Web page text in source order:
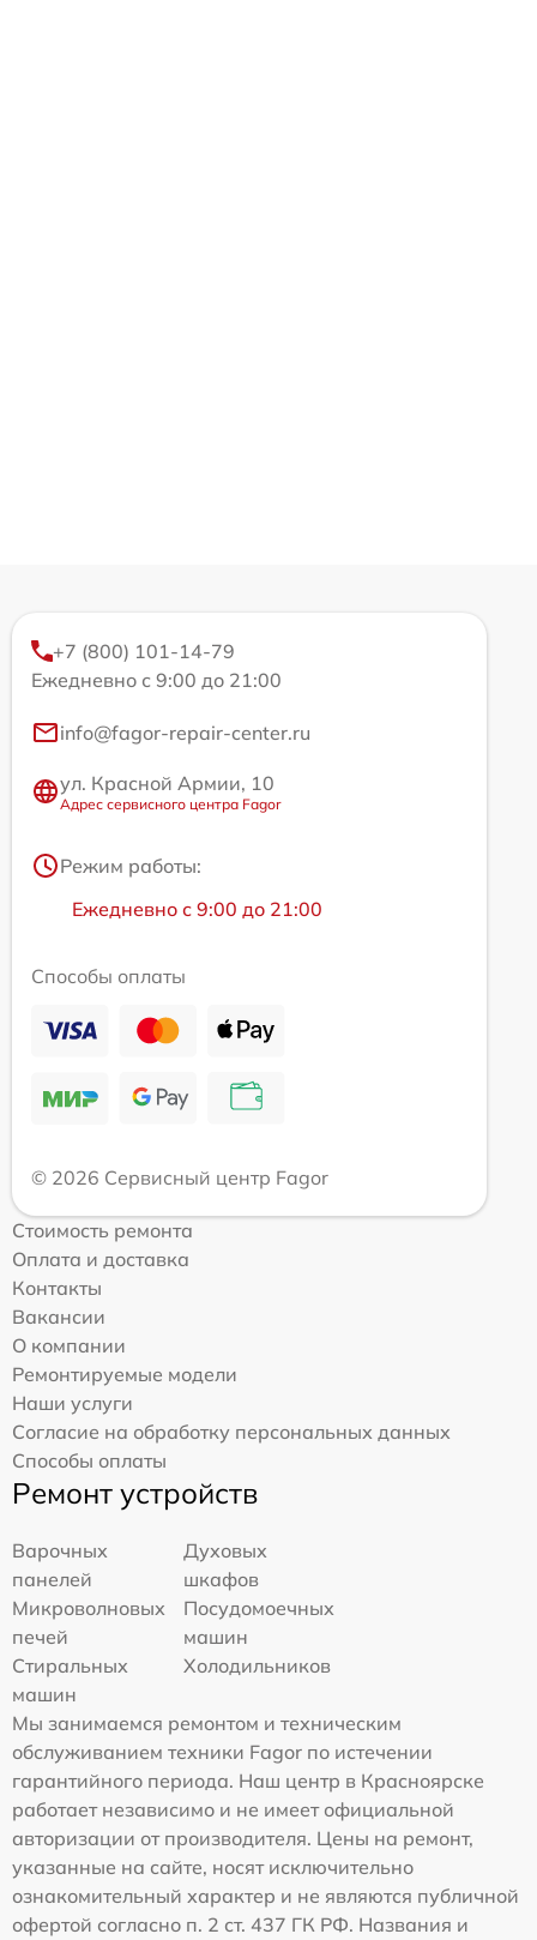
+7 (800) 101-14-79
Ежедневно с 9:00 до 21:00
info@fagor-repair-center.ru
ул. Красной Армии, 10
Адрес сервисного центра Fagor
Режим работы:
Ежедневно с 9:00 до 21:00
Способы оплаты
© 2026 Сервисный центр Fagor
Стоимость ремонта
Оплата и доставка
Контакты
Вакансии
О компании
Ремонтируемые модели
Наши услуги
Согласие на обработку персональных данных
Способы оплаты
Ремонт устройств
Варочных
панелей
Духовых
шкафов
Микроволновых
печей
Посудомоечных
машин
Стиральных
машин
Холодильников
Мы занимаемся ремонтом и техническим
обслуживанием техники Fagor по истечении
гарантийного периода. Наш центр в Красноярске
работает независимо и не имеет официальной
авторизации от производителя. Цены на ремонт,
указанные на сайте, носят исключительно
ознакомительный характер и не являются публичной
офертой согласно п. 2 ст. 437 ГК РФ. Названия и